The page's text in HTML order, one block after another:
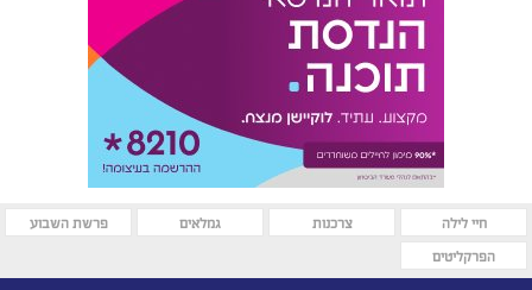
חיי לילה צרכנות גמלאים
פרשת השבוע
הפרקליטים